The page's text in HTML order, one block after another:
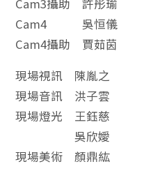
Cam3攝助 許彤瑜
Cam4 吳恒儀
Cam4攝助 賈茹茵
現場視訊 陳胤之
現場音訊 洪子雲
現場燈光 王鈺慈
吳欣嬡
現場美術 顏鼎紘